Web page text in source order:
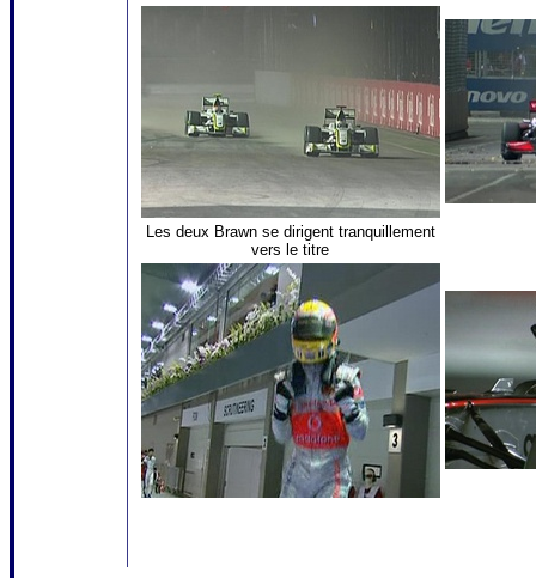
Les deux Brawn se dirigent tranquillement
vers le titre